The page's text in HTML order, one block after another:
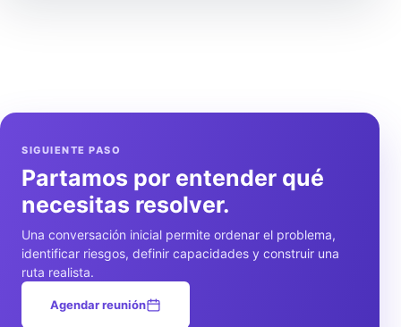
SIGUIENTE PASO
Partamos por entender qué
necesitas resolver.
Una conversación inicial permite ordenar el problema,
identificar riesgos, definir capacidades y construir una
ruta realista.
Agendar reunión